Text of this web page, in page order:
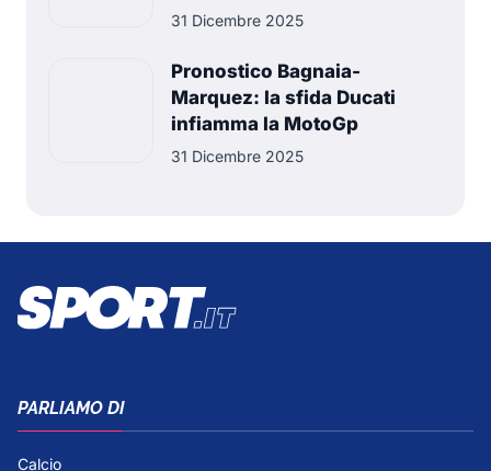
31 Dicembre 2025
Pronostico Bagnaia-
Marquez: la sfida Ducati
infiamma la MotoGp
31 Dicembre 2025
PARLIAMO DI
Calcio